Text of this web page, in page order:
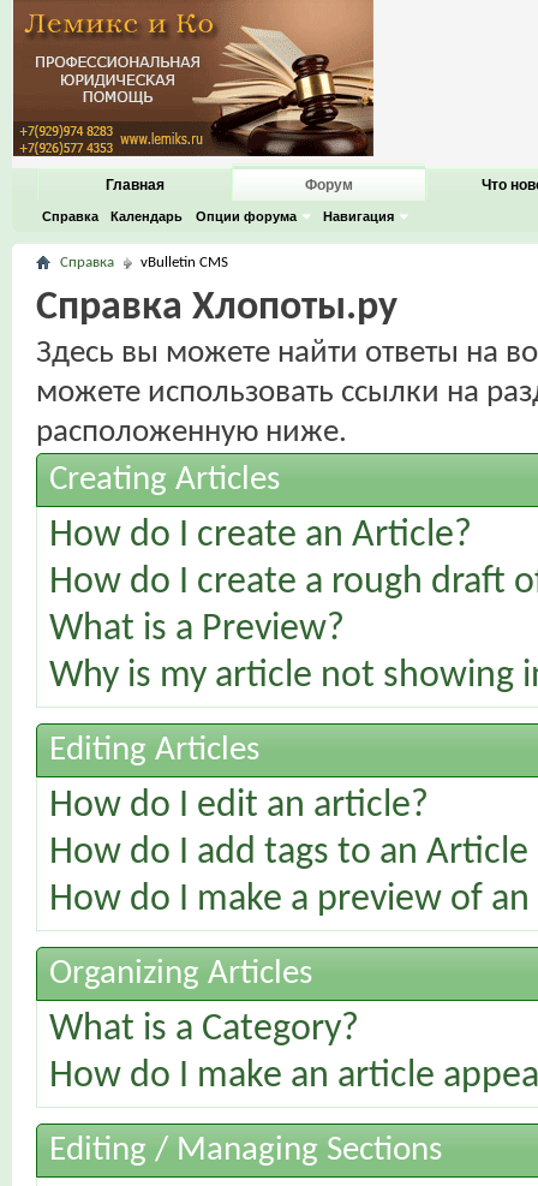
Главная Форум
Справка Календарь Опции форума Навигация
Что
Справка vBulletin CMS
Справка Хлопоты.ру
Здесь вы можете найти ответы на
можете использовать ссылки на
расположенную ниже.
Creating Articles
How do I create an Article?
How do I create a rough draft
What is a Preview?
Why is my article not showing
Editing Articles
How do I edit an article?
How do I add tags to an Article
How do I make a preview of
Organizing Articles
What is a Category?
How do I make an article
Editing / Managing Sections